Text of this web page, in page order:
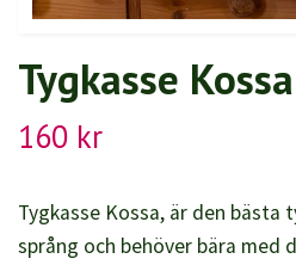
Tygkasse Kossa
160 kr
Tygkasse Kossa, är den bästa
språng och behöver bära med